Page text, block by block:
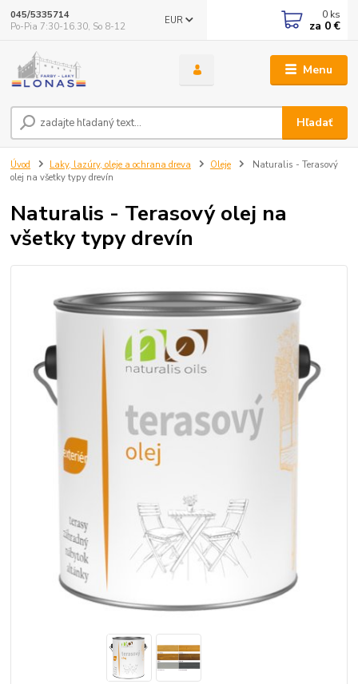
Menu
EUR
Hľadať
045/5335714
Po-Pia 7:30-16.30, So 8-12
0 ks
za 0 €
Úvod Laky, lazúry, oleje a ochrana dreva Oleje
Naturalis - Terasový
olej na všetky typy drevín
Naturalis - Terasový olej na
všetky typy drevín